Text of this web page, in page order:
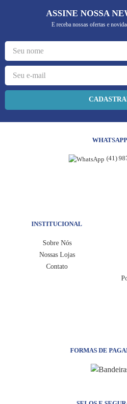
ASSINE NOSSA
E receba nossas ofertas e
WHATSAPP
(41)
INSTITUCIONAL
Sobre Nós
Nossas Lojas
Contato
FORMAS DE